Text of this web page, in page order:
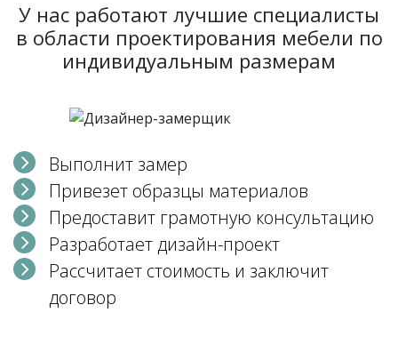
У нас работают лучшие специалисты
в области проектирования мебели по
индивидуальным размерам
Выполнит замер
Привезет образцы материалов
Предоставит грамотную консультацию
Разработает дизайн-проект
Рассчитает стоимость и заключит
договор